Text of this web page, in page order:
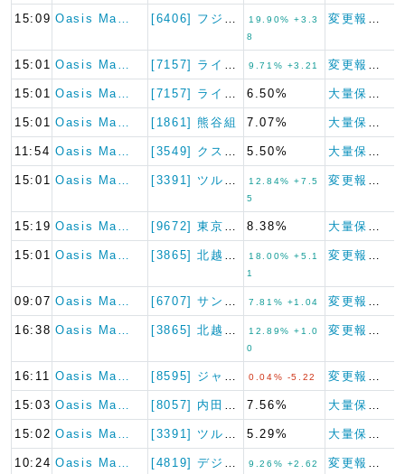
15:09 Oasis Ma…
19.90% +3.3
8
15:01 Oasis Ma… 9.71% +3.21
15:01 Oasis Ma… 6.50%
15:01 Oasis Ma… [1861] 熊谷組 7.07%
11:54 Oasis Ma… 5.50%
15:01 Oasis Ma…
12.84% +7.5
5
15:19 Oasis Ma… 8.38%
15:01 Oasis Ma…
18.00% +5.1
1
09:07 Oasis Ma… 7.81% +1.04
16:38 Oasis Ma…
12.89% +1.0
0
16:11 Oasis Ma… 0.04% -5.22
15:03 Oasis Ma… 7.56%
15:02 Oasis Ma… 5.29%
10:24 Oasis Ma… 9.26% +2.62